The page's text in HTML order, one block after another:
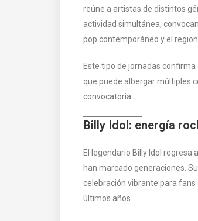
reúne a artistas de distintos
actividad simultánea,
pop contemporáneo y el
Este tipo de jornadas
que puede albergar múltiples
convocatoria.
Billy Idol: energía
El legendario Billy Idol regresa
han marcado generaciones.
celebración vibrante para
últimos años.